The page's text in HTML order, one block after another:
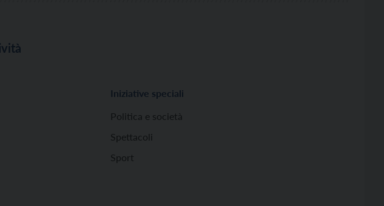
Iniziative speciali
Politica e società
Spettacoli
Sport